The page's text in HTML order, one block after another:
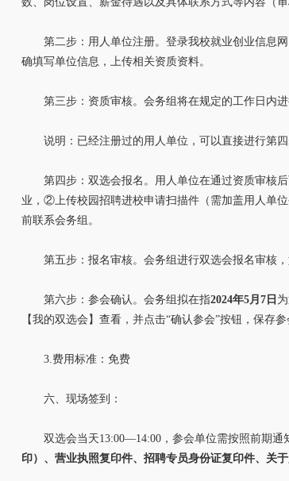
第二步：用人单位注册。登录我校就业创业信息
确填写单位信息，上传相关资质资料。
第三步：资质审核。会务组将在规定的工作日内
说明：已经注册过的用人单位，可以直接进行第四
第四步：双选会报名。用人单位在通过资质审核
业，②上传校园招聘进校申请扫描件（需加盖用人单
前联系会务组。
第五步：报名审核。会务组进行双选会报名审核
第六步：参会确认。会务组拟在指2024年5月7日
【我的双选会】查看，并点击“确认参会”按钮，保存
3.费用标准：免费
六、现场签到：
双选会当天13:00—14:00，参会单位需按照前期
印）、营业执照复印件、招聘专员身份证复印件、关